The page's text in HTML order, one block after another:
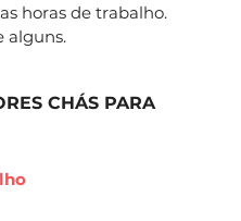
horas de trabalho.
alguns.
CHÁS PARA